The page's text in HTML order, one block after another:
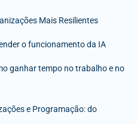
Mais Resilientes
o funcionamento da IA
ganhar tempo no trabalho e no
e Programação: do